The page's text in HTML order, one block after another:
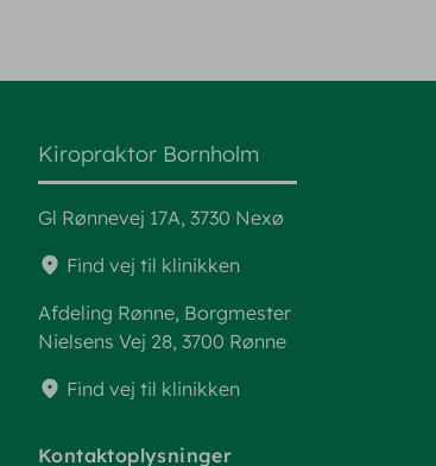
Kiropraktor Bornholm
Gl Rønnevej 17A, 3730 Nexø
Find vej til klinikken
Afdeling Rønne, Borgmester
Nielsens Vej 28, 3700 Rønne
Find vej til klinikken
Kontaktoplysninger